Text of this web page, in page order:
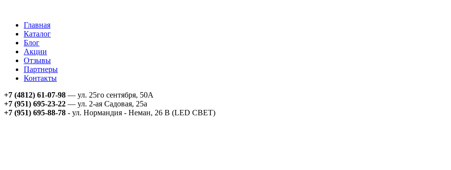
Главная
Каталог
Блог
Акции
Отзывы
Партнеры
Контакты
+7 (4812) 61-07-98 — ул. 25го сентября, 50А
+7 (951) 695-23-22 — ул. 2-ая Садовая, 25а
+7 (951) 695-88-78 - ул. Нормандия - Неман, 26 В (LED СВЕТ)